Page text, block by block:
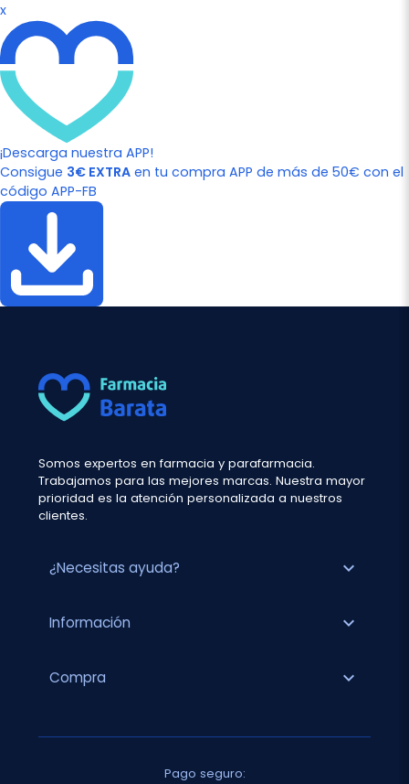
x
¡Descarga nuestra APP!
Consigue 3€ EXTRA en tu compra APP de más de 50€ con el
código APP-FB
Somos expertos en farmacia y parafarmacia.
Trabajamos para las mejores marcas. Nuestra mayor
prioridad es la atención personalizada a nuestros
clientes.
¿Necesitas ayuda? expand_more
Información expand_more
Compra expand_more
Pago seguro: